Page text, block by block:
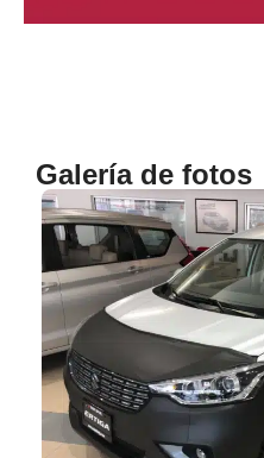
Galería de fotos